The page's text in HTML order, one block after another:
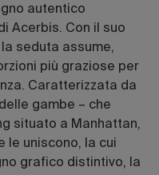
autentico
Acerbis. Con il suo
seduta assume,
più graziose per
Caratterizzata da
gambe – che
situato a Manhattan,
le uniscono, la cui
grafico distintivo, la